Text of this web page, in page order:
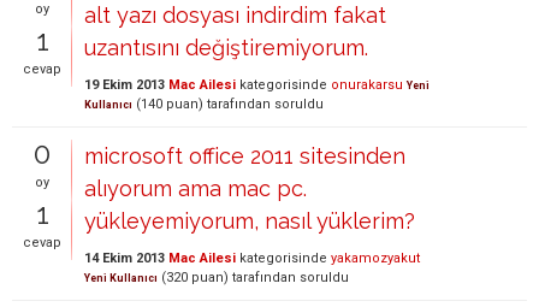
oy
1
cevap
alt yazı dosyası indirdim fakat
uzantısını değiştiremiyorum.
19 Ekim 2013 Mac Ailesi kategorisinde onurakarsu Yeni
Kullanıcı (140 puan) tarafından soruldu
0
oy
1
cevap
microsoft office 2011 sitesinden
alıyorum ama mac pc.
yükleyemiyorum, nasıl yüklerim?
14 Ekim 2013 Mac Ailesi kategorisinde yakamozyakut
Yeni Kullanıcı (320 puan) tarafından soruldu